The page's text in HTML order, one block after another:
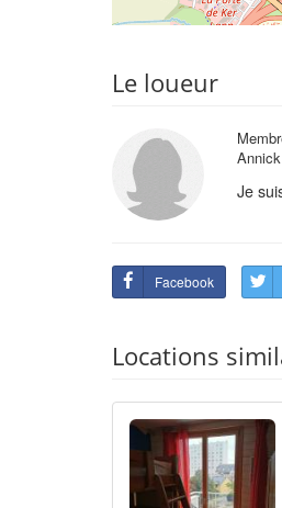
Le loueur
Je
Facebook
Locations